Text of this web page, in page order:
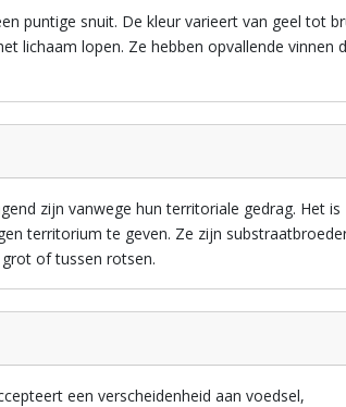
puntige snuit. De kleur varieert van geel tot
lichaam lopen. Ze hebben opvallende vinnen
zijn vanwege hun territoriale gedrag. Het is
territorium te geven. Ze zijn
of tussen rotsen.
een verscheidenheid aan voedsel,